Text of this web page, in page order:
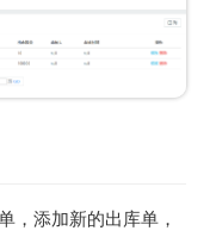
，添加新的出库单，